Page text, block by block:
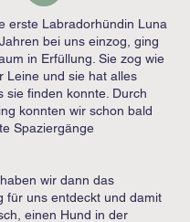
erste Labradorhündin Luna
bei uns einzog, ging
in Erfüllung. Sie zog wie
Leine und sie hat alles
sie finden konnte. Durch
konnten wir schon bald
Spaziergänge
wir dann das
für uns entdeckt und damit
einen Hund in der